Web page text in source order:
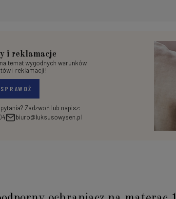
i reklamacje
temat wygodnych warunków
i reklamacji!
SPRAWDŹ
Zadzwoń lub napisz:
biuro@luksusowysen.pl